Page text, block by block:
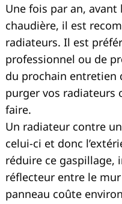
Une fois par an,
chaudière, il est
radiateurs. Il est
professionnel ou de
du prochain entretien
purger vos radiateurs
faire.
Un radiateur contre
celui-ci et donc
réduire ce gaspillage,
réflecteur entre le
panneau coûte